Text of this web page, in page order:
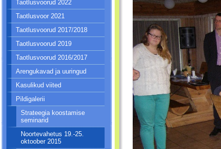
Taotlusvoorud 2022
Taotlusvoor 2021
Taotlusvoorud 2017/2018
Taotlusvoorud 2019
Taotlusvoorud 2016/2017
Arengukavad ja uuringud
Kasulikud viited
Pildigalerii
Strateegia koostamise
seminarid
Noortevahetus 19.-25.
oktoober 2015